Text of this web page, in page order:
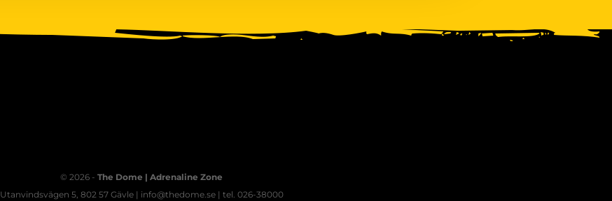
© 2026 - The Dome | Adrenaline Zone
Utanvindsvägen 5, 802 57 Gävle | info@thedome.se | tel. 026-38000